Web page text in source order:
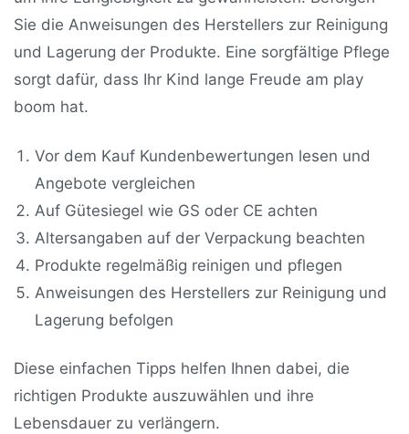
Sie die Anweisungen des Herstellers zur Reinigung
und Lagerung der Produkte. Eine sorgfältige Pflege
sorgt dafür, dass Ihr Kind lange Freude am play
boom hat.
Vor dem Kauf Kundenbewertungen lesen und
Angebote vergleichen
Auf Gütesiegel wie GS oder CE achten
Altersangaben auf der Verpackung beachten
Produkte regelmäßig reinigen und pflegen
Anweisungen des Herstellers zur Reinigung und
Lagerung befolgen
Diese einfachen Tipps helfen Ihnen dabei, die
richtigen Produkte auszuwählen und ihre
Lebensdauer zu verlängern.